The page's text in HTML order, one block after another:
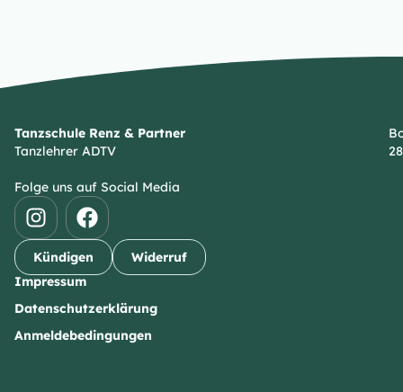
Tanzschule Renz & Partner
Tanzlehrer ADTV
Folge uns auf Social Media
Kündigen
Widerruf
Impressum
Datenschutzerklärung
Anmeldebedingungen